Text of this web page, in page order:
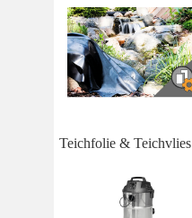
Teichfolie & Teichvlies